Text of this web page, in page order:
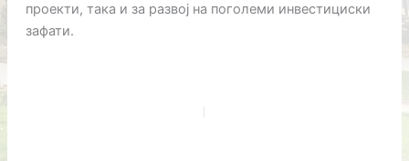
проекти, така и за развој на поголеми инвестициски
зафати.